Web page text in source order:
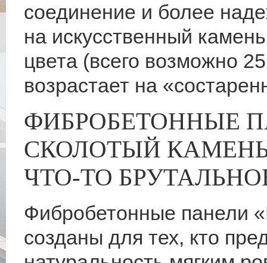
соединение и более
на искусственный
цвета (всего возможно
возрастает на
ФИБРОБЕТОННЫЕ
СКОЛОТЫЙ
ЧТО-ТО
Фибробетонные панели
созданы для тех, кто